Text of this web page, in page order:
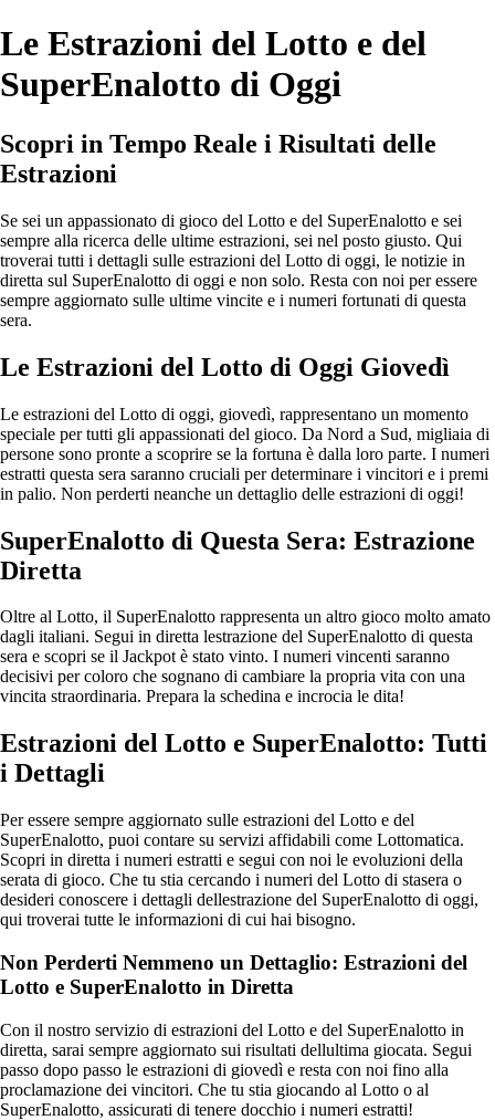
Le Estrazioni del Lotto e del
SuperEnalotto di Oggi
Scopri in Tempo Reale i Risultati delle
Estrazioni
Se sei un appassionato di gioco del Lotto e del SuperEnalotto e sei
sempre alla ricerca delle ultime estrazioni, sei nel posto giusto. Qui
troverai tutti i dettagli sulle estrazioni del Lotto di oggi, le notizie in
diretta sul SuperEnalotto di oggi e non solo. Resta con noi per essere
sempre aggiornato sulle ultime vincite e i numeri fortunati di questa
sera.
Le Estrazioni del Lotto di Oggi Giovedì
Le estrazioni del Lotto di oggi, giovedì, rappresentano un momento
speciale per tutti gli appassionati del gioco. Da Nord a Sud, migliaia di
persone sono pronte a scoprire se la fortuna è dalla loro parte. I numeri
estratti questa sera saranno cruciali per determinare i vincitori e i premi
in palio. Non perderti neanche un dettaglio delle estrazioni di oggi!
SuperEnalotto di Questa Sera: Estrazione
Diretta
Oltre al Lotto, il SuperEnalotto rappresenta un altro gioco molto amato
dagli italiani. Segui in diretta lestrazione del SuperEnalotto di questa
sera e scopri se il Jackpot è stato vinto. I numeri vincenti saranno
decisivi per coloro che sognano di cambiare la propria vita con una
vincita straordinaria. Prepara la schedina e incrocia le dita!
Estrazioni del Lotto e SuperEnalotto: Tutti
i Dettagli
Per essere sempre aggiornato sulle estrazioni del Lotto e del
SuperEnalotto, puoi contare su servizi affidabili come Lottomatica.
Scopri in diretta i numeri estratti e segui con noi le evoluzioni della
serata di gioco. Che tu stia cercando i numeri del Lotto di stasera o
desideri conoscere i dettagli dellestrazione del SuperEnalotto di oggi,
qui troverai tutte le informazioni di cui hai bisogno.
Non Perderti Nemmeno un Dettaglio: Estrazioni del
Lotto e SuperEnalotto in Diretta
Con il nostro servizio di estrazioni del Lotto e del SuperEnalotto in
diretta, sarai sempre aggiornato sui risultati dellultima giocata. Segui
passo dopo passo le estrazioni di giovedì e resta con noi fino alla
proclamazione dei vincitori. Che tu stia giocando al Lotto o al
SuperEnalotto, assicurati di tenere docchio i numeri estratti!